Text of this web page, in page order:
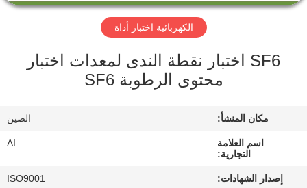
جولة
المعمل
جودة
اتصل
الكهربائية اختبار أداة
SF6 اختبار نقطة الندى لمعدات اختبار
محتوى الرطوبة SF6
مكان المنشأ: الصين
اسم العلامة
التجارية:
AI
إصدار الشهادات: ISO9001